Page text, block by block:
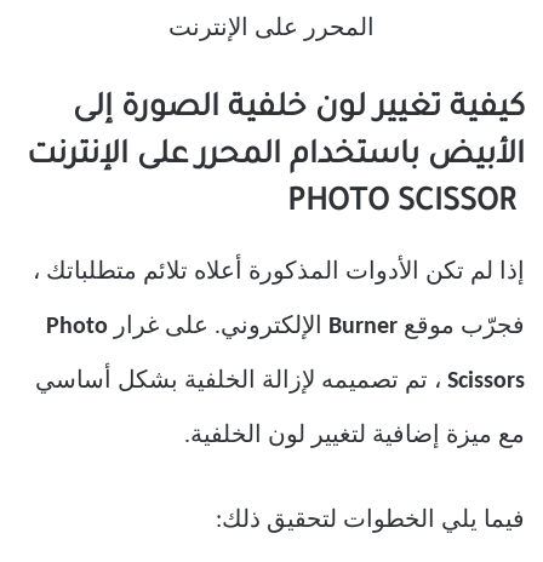
كيفية تغيير لون خلفية الصورة إلى
الأبيض باستخدام المحرر على الإنترنت
PHOTO SCISSOR
إذا لم تكن الأدوات المذكورة أعلاه تلائم متطلباتك ،
فجرّب موقع Burner الإلكتروني. على غرار Photo
Scissors ، تم تصميمه لإزالة الخلفية بشكل أساسي
مع ميزة إضافية لتغيير لون الخلفية.
فيما يلي الخطوات لتحقيق ذلك: